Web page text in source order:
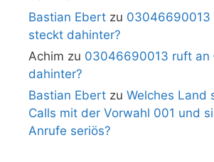
Bastian Ebert zu 03046690013
steckt dahinter?
Achim zu 03046690013 ruft an
dahinter?
Bastian Ebert zu Welches Land
Calls mit der Vorwahl 001 und
Anrufe seriös?